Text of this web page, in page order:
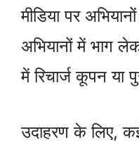
मीडिया पर
अभियानों में भाग
में रिचार्ज कूपन
उदाहरण के लिए,